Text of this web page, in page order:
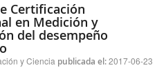
Certificación
en Medición y
del desempeño
y Ciencia publicada el:2017-06-23